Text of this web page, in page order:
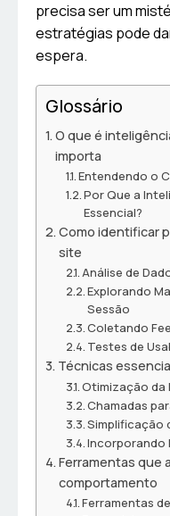
precisa ser um
estratégias pode
espera.
Glossário
O que é
importa
Entendendo o
Por Que a
Essencial?
Como identificar
site
Análise de
Explorando
Sessão
Coletando
Testes de
Técnicas
Otimização da
Chamadas
Simplificação
Incorporando
Ferramentas que
comportamento
Ferramentas